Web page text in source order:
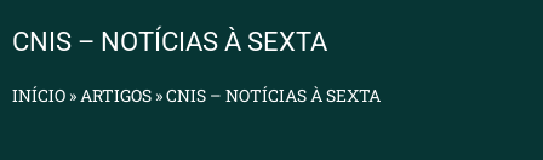
CNIS – NOTÍCIAS À SEXTA
INÍCIO »ARTIGOS »CNIS – NOTÍCIAS À SEXTA